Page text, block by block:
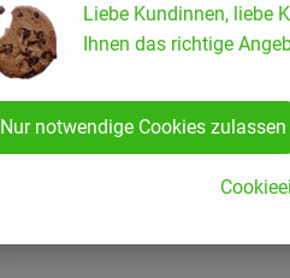
Liebe Kundinnen, liebe
Ihnen das richtige
Nur notwendige Cookies zulassen